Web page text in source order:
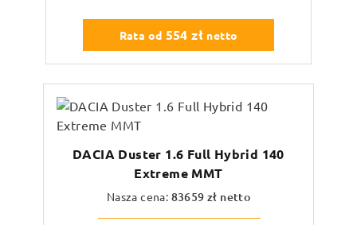
Rata od 554 zł netto
DACIA Duster 1.6 Full Hybrid 140
Extreme MMT
Nasza cena: 83659 zł netto